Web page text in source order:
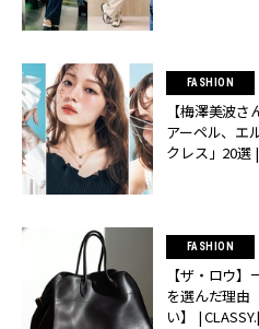
FASHION
【梅澤美波
アーペル、エ
クレス」20選
FASHION
【ザ・ロウ
を選んだ理由
い】 |